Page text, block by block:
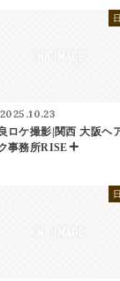
2025.10.23
ロケ撮影|関西 大阪ヘ
事務所RISE